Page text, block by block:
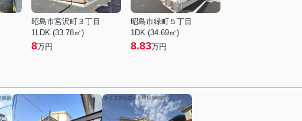
昭島市宮沢町３丁目
1LDK (33.78㎡)
8万円
昭島市緑町５丁目
1DK (34.69㎡)
8.83万円